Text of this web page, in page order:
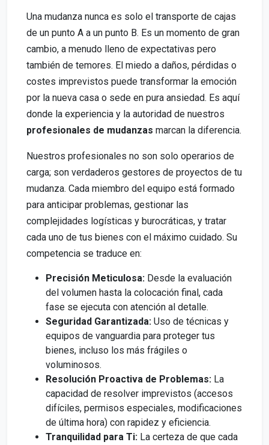
Una mudanza nunca es solo el transporte de cajas
de un punto A a un punto B. Es un momento de gran
cambio, a menudo lleno de expectativas pero
también de temores. El miedo a daños, pérdidas o
costes imprevistos puede transformar la emoción
por la nueva casa o sede en pura ansiedad. Es aquí
donde la experiencia y la autoridad de nuestros
profesionales de mudanzas marcan la diferencia.
Nuestros profesionales no son solo operarios de
carga; son verdaderos gestores de proyectos de tu
mudanza. Cada miembro del equipo está formado
para anticipar problemas, gestionar las
complejidades logísticas y burocráticas, y tratar
cada uno de tus bienes con el máximo cuidado. Su
competencia se traduce en:
Precisión Meticulosa: Desde la evaluación
del volumen hasta la colocación final, cada
fase se ejecuta con atención al detalle.
Seguridad Garantizada: Uso de técnicas y
equipos de vanguardia para proteger tus
bienes, incluso los más frágiles o
voluminosos.
Resolución Proactiva de Problemas: La
capacidad de resolver imprevistos (accesos
difíciles, permisos especiales, modificaciones
de última hora) con rapidez y eficiencia.
Tranquilidad para Ti: La certeza de que cada